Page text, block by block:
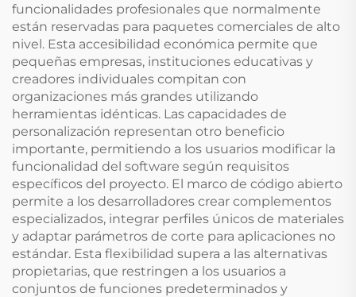
funcionalidades profesionales que normalmente
están reservadas para paquetes comerciales de alto
nivel. Esta accesibilidad económica permite que
pequeñas empresas, instituciones educativas y
creadores individuales compitan con
organizaciones más grandes utilizando
herramientas idénticas. Las capacidades de
personalización representan otro beneficio
importante, permitiendo a los usuarios modificar la
funcionalidad del software según requisitos
específicos del proyecto. El marco de código abierto
permite a los desarrolladores crear complementos
especializados, integrar perfiles únicos de materiales
y adaptar parámetros de corte para aplicaciones no
estándar. Esta flexibilidad supera a las alternativas
propietarias, que restringen a los usuarios a
conjuntos de funciones predeterminados y